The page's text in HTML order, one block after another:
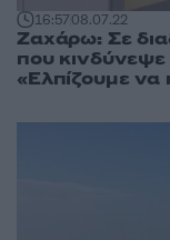
16:5708.07.22
Ζαχάρω: Σε
που
«Ελπίζουμε